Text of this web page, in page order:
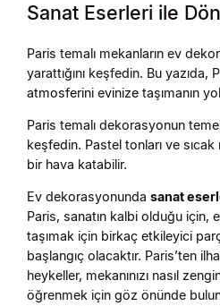
Sanat Eserleri ile
Paris temalı mekanların ev
yarattığını keşfedin. Bu yazıda,
atmosferini evinize taşımanın
Paris temalı dekorasyonun
keşfedin. Pastel tonları ve sıcak
bir hava katabilir.
Ev dekorasyonunda sanat
Paris, sanatın kalbi olduğu için,
taşımak için birkaç etkileyici
başlangıç olacaktır. Paris’ten
heykeller, mekanınızı nasıl
öğrenmek için göz önünde